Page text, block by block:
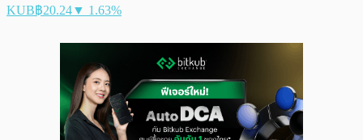
KUB฿20.24▼ 1.63%